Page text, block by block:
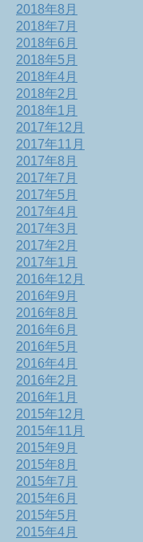
2018年8月
2018年7月
2018年6月
2018年5月
2018年4月
2018年2月
2018年1月
2017年12月
2017年11月
2017年8月
2017年7月
2017年5月
2017年4月
2017年3月
2017年2月
2017年1月
2016年12月
2016年9月
2016年8月
2016年6月
2016年5月
2016年4月
2016年2月
2016年1月
2015年12月
2015年11月
2015年9月
2015年8月
2015年7月
2015年6月
2015年5月
2015年4月